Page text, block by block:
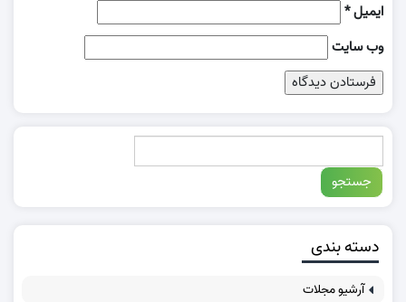
ایمیل*
وب‌ سایت
دسته بندی
آرشیو مجلات